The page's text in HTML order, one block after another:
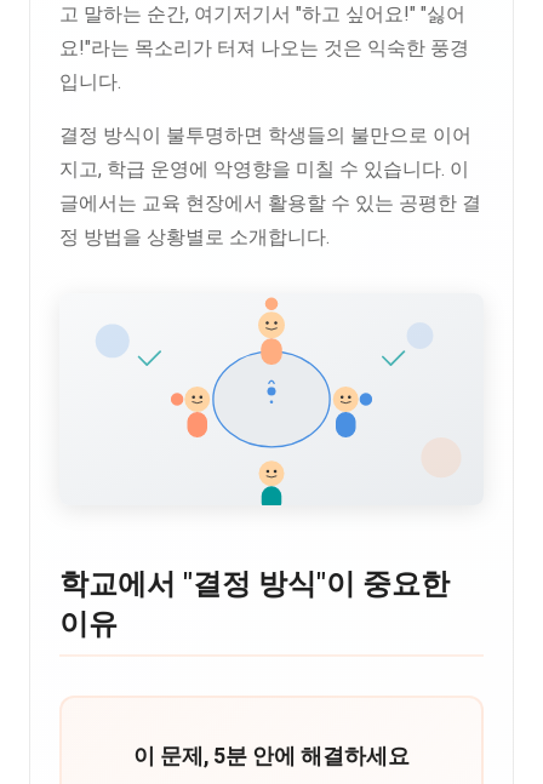
고 말하는 순간, 여기저기서 "하고 싶어요!" "싫어
요!"라는 목소리가 터져 나오는 것은 익숙한 풍경
입니다.
결정 방식이 불투명하면 학생들의 불만으로 이어
지고, 학급 운영에 악영향을 미칠 수 있습니다. 이
글에서는 교육 현장에서 활용할 수 있는 공평한 결
정 방법을 상황별로 소개합니다.
학교에서 "결정 방식"이 중요한
이유
이 문제, 5분 안에 해결하세요